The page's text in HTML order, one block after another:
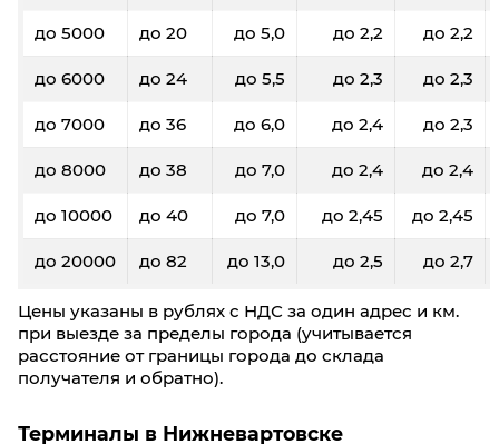
до 5000 до 20 до 5,0 до 2,2 до 2,2
до 6000 до 24 до 5,5 до 2,3 до 2,3
до 7000 до 36 до 6,0 до 2,4 до 2,3
до 8000 до 38 до 7,0 до 2,4 до 2,4
до 10000 до 40 до 7,0 до 2,45 до 2,45
до 20000 до 82 до 13,0 до 2,5 до 2,7
Цены указаны в рублях с НДС за один адрес и км.
при выезде за пределы города (учитывается
расстояние от границы города до склада
получателя и обратно).
Терминалы в Нижневартовске